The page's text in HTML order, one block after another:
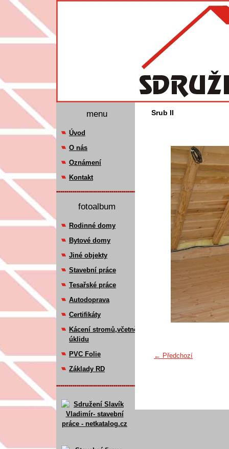
menu
Úvod
O nás
Oznámení
Kontakt
fotoalbum
Rodinné domy
Bytové domy
Jiné objekty
Stavební práce
Tesařské práce
Autodoprava
Certifikáty
Kácení stromů,včetně
úklidu
PVC Folie
Základy RD
Srub II
← Předchozí